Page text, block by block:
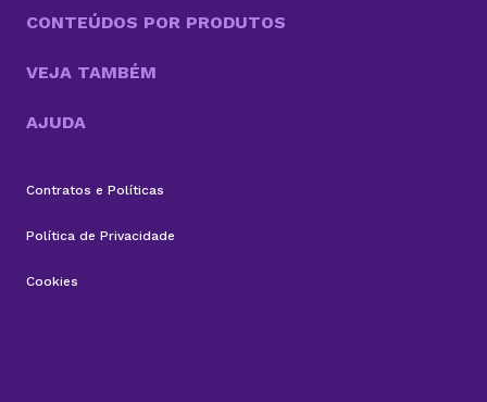
CONTEÚDOS POR PRODUTOS
VEJA TAMBÉM
AJUDA
Contratos e Políticas
Política de Privacidade
Cookies